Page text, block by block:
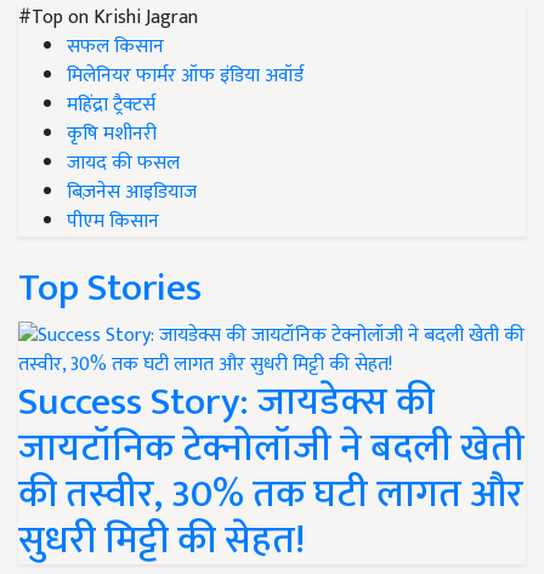
#Top on Krishi Jagran
सफल किसान
मिलेनियर फार्मर ऑफ इंडिया अवॉर्ड
महिंद्रा ट्रैक्टर्स
कृषि मशीनरी
जायद की फसल
बिज़नेस आइडियाज
पीएम किसान
Top Stories
Success Story: जायडेक्स की
जायटॉनिक टेक्नोलॉजी ने बदली खेती
की तस्वीर, 30% तक घटी लागत और
सुधरी मिट्टी की सेहत!